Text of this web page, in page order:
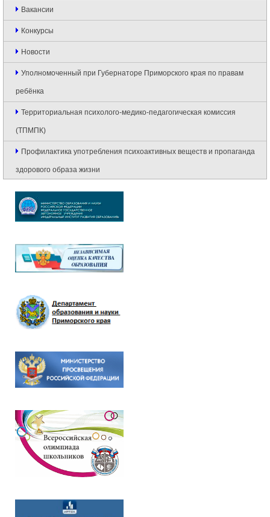
Вакансии
Конкурсы
Новости
Уполномоченный при Губернаторе Приморского края по правам
ребёнка
Территориальная психолого-медико-педагогическая комиссия
(ТПМПК)
Профилактика употребления психоактивных веществ и пропаганда
здорового образа жизни